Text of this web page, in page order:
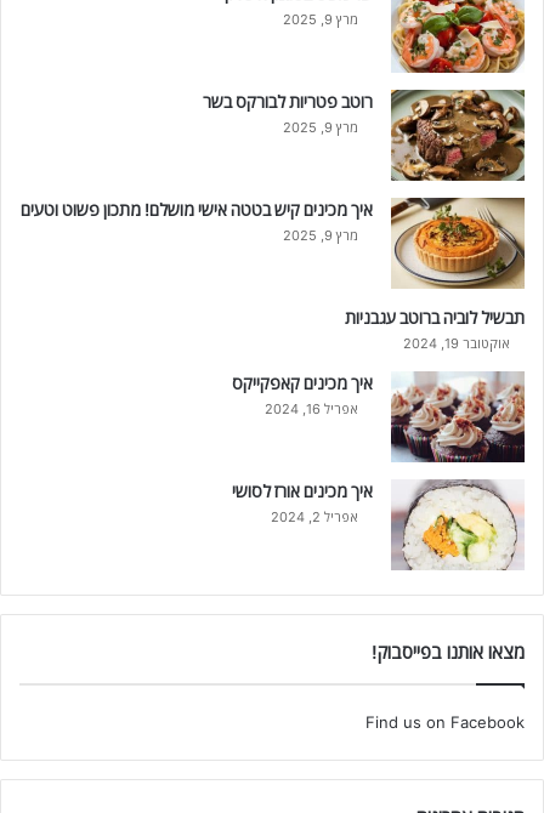
מרץ 9, 2025
רוטב פטריות לבורקס בשר
מרץ 9, 2025
איך מכינים קיש בטטה אישי מושלם! מתכון פשוט וטעים
מרץ 9, 2025
תבשיל לוביה ברוטב עגבניות
אוקטובר 19, 2024
איך מכינים קאפקייקס
אפריל 16, 2024
איך מכינים אורז לסושי
אפריל 2, 2024
מצאו אותנו בפייסבוק!
Find us on Facebook